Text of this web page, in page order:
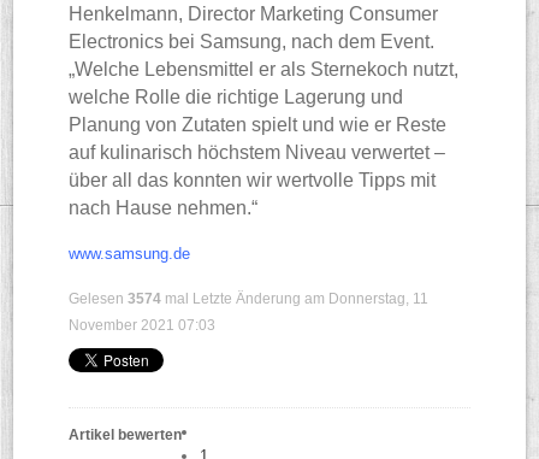
Henkelmann, Director Marketing Consumer
Electronics bei Samsung, nach dem Event.
„Welche Lebensmittel er als Sternekoch nutzt,
welche Rolle die richtige Lagerung und
Planung von Zutaten spielt und wie er Reste
auf kulinarisch höchstem Niveau verwertet –
über all das konnten wir wertvolle Tipps mit
nach Hause nehmen.“
www.samsung.de
Gelesen 3574mal Letzte Änderung am Donnerstag, 11
November 2021 07:03
Artikel bewerten